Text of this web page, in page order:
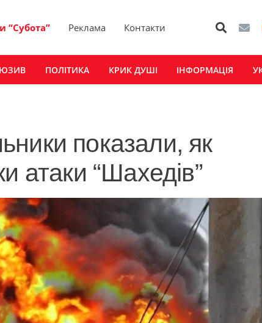
“Субота” Реклама Контакти
ПОЛІТИКА КРИК ДУШІ ІНФОРМАЦІЯ
показали, як
атаки “Шахедів”